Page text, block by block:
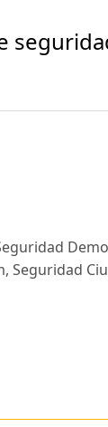
Seguridad